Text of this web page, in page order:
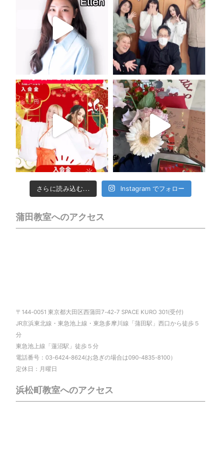
さらに読み込む... Instagram でフォロー
蒲田教室へのアクセス
〒144-0051 東京都大田区西蒲田7-42-7 SPACE KURO 301(受付)
JR京浜東北線・東急池上線・東急多摩川線「蒲田駅」西口から徒歩５
分
東急池上線「蓮沼駅」徒歩５分
電話番号：03-6424-8624(お急ぎの場合は090-4835-8100）
定休日：月曜日
浜松町教室へのアクセス